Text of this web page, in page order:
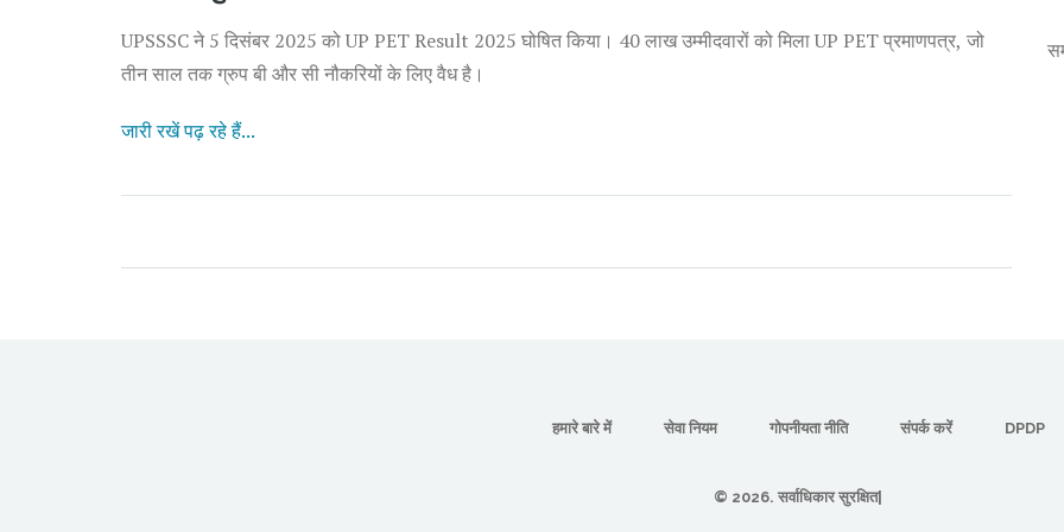
UPSSSC ने 5 दिसंबर 2025 को UP PET Result 2025 घोषित किया। 40 लाख उम्मीदवारों को मिला UP PET प्रमाणपत्र, जो
तीन साल तक ग्रुप बी और सी नौकरियों के लिए वैध है।
जारी रखें पढ़ रहे हैं...
हमारे बारे में सेवा नियम गोपनीयता नीति संपर्क करें DPDP
© 2026. सर्वाधिकार सुरक्षित|